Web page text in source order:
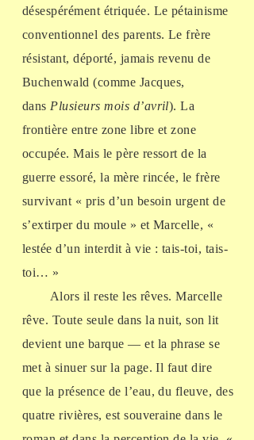
désespérément étriquée. Le pétainisme
conventionnel des parents. Le frère
résistant, déporté, jamais revenu de
Buchenwald (comme Jacques,
dans Plusieurs mois d’avril). La
frontière entre zone libre et zone
occupée. Mais le père ressort de la
guerre essoré, la mère rincée, le frère
survivant « pris d’un besoin urgent de
s’extirper du moule » et Marcelle, «
lestée d’un interdit à vie : tais-toi, tais-
toi… »
Alors il reste les rêves. Marcelle
rêve. Toute seule dans la nuit, son lit
devient une barque — et la phrase se
met à sinuer sur la page. Il faut dire
que la présence de l’eau, du fleuve, des
quatre rivières, est souveraine dans le